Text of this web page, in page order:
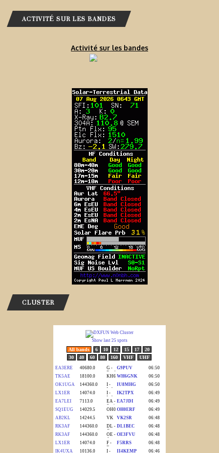
ACTIVITÉ SUR LES BANDES
Activité sur les bandes
CLUSTER